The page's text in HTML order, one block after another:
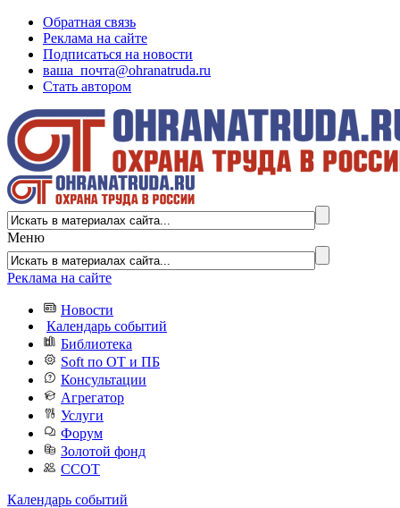
Обратная связь
Реклама на сайте
Подписаться на новости
ваша_почта@ohranatruda.ru
Стать автором
Меню
Реклама на сайте
Новости
Календарь событий
Библиотека
Soft по ОТ и ПБ
Консультации
Агрегатор
Услуги
Форум
Золотой фонд
ССОТ
Календарь событий